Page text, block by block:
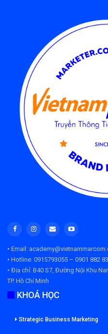
• Email:
• Hotline: 0915793055 – 0901 882
• Địa chỉ: B40 S7, Đường Nội Khu
TP. Hồ Chí Minh
KHOÁ HỌC
Strategic Business Marketing